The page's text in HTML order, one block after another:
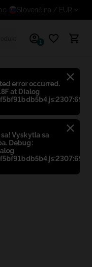
error occurred.
at Dialog
Vyskytla sa
Debug:
Slovenčina / EUR
1